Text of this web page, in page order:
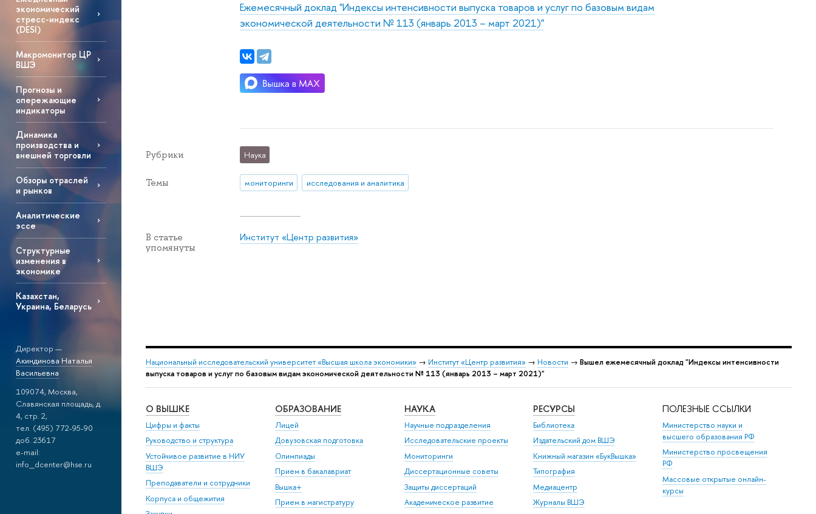
экономический
стресс-индекс
(DESI)
Макромонитор ЦР
ВШЭ
Прогнозы и
опережающие
индикаторы
Динамика
производства и
внешней торговли
Обзоры отраслей
и рынков
Аналитические
эссе
Структурные
изменения в
экономике
Казахстан,
Украина, Беларусь
Директор —
Акиндинова Наталья
Васильевна
109074, Москва,
Славянская площадь, д.
4, стр. 2,
тел. (495) 772-95-90
доб. 23617
e-mail:
info_dcenter@hse.ru
Ежемесячный доклад "Индексы интенсивности выпуска товаров и услуг по базовым видам
экономической деятельности № 113 (январь 2013 – март 2021)"
Рубрики Наука
Темы мониторинги исследования и аналитика
В статье
упомянуты
Институт «Центр развития»
Национальный исследовательский университет «Высшая школа экономики» → Институт «Центр развития» → Новости → Вышел ежемесячный доклад "Индексы интенсивности
выпуска товаров и услуг по базовым видам экономической деятельности № 113 (январь 2013 – март 2021)"
О ВЫШКЕ
Цифры и факты
Руководство и структура
Устойчивое развитие в НИУ
ВШЭ
Преподаватели и сотрудники
Корпуса и общежития
ОБРАЗОВАНИЕ
Лицей
Довузовская подготовка
Олимпиады
Прием в бакалавриат
Вышка+
Прием в магистратуру
НАУКА
Научные подразделения
Исследовательские проекты
Мониторинги
Диссертационные советы
Защиты диссертаций
Академическое развитие
РЕСУРСЫ
Библиотека
Издательский дом ВШЭ
Книжный магазин «БукВышка»
Типография
Медиацентр
Журналы ВШЭ
ПОЛЕЗНЫЕ ССЫЛКИ
Министерство науки и
высшего образования РФ
Министерство просвещения
РФ
Массовые открытые онлайн-
курсы